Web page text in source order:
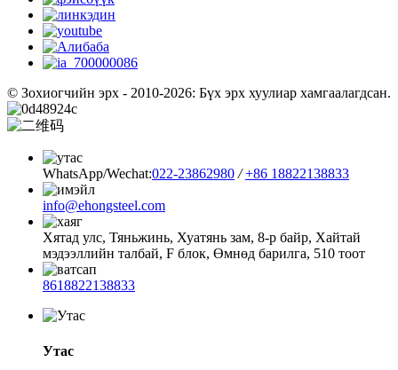
© Зохиогчийн эрх - 2010-2026: Бүх эрх хуулиар хамгаалагдсан.
WhatsApp/Wechat:022-23862980 / +86 18822138833
info@ehongsteel.com
Хятад улс, Тяньжинь, Хуатянь зам, 8-р байр, Хайтай
мэдээллийн талбай, F блок, Өмнөд барилга, 510 тоот
8618822138833
Утас